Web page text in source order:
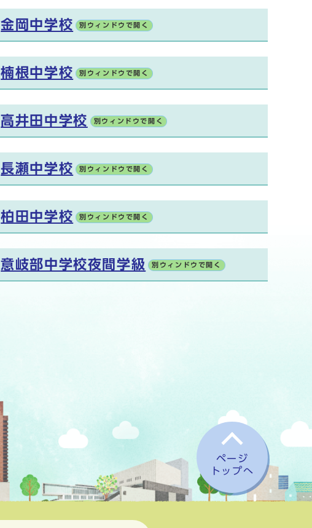
金岡中学校 別ウィンドウで開く
楠根中学校 別ウィンドウで開く
高井田中学校 別ウィンドウで開く
長瀬中学校 別ウィンドウで開く
柏田中学校 別ウィンドウで開く
意岐部中学校夜間学級 別ウィンドウで開く
ページ
トップへ